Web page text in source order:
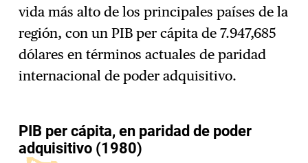
vida más alto de los principales países de la
región, con un PIB per cápita de 7.947,685
dólares en términos actuales de paridad
internacional de poder adquisitivo.